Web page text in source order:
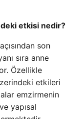
etkisi nedir?
son
sıra anne
Özellikle
etkileri
emzirmenin
yapısal